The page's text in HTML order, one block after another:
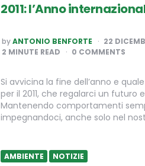
2011: l’Anno
POSTED
BY
byANTONIO BENFORTE
22
2 MINUTE READ 0 COMMENTS
Si avvicina la fine dell’anno e
per il 2011, che regalarci un futuro
Mantenendo comportamenti
impegnandoci, anche solo nel
AMBIENTE NOTIZIE